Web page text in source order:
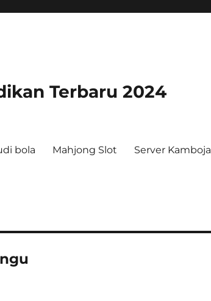
Terbaru 2024
bola Mahjong Slot Server Kamboja